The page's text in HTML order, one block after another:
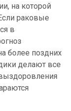
на которой
раковые
в
более поздних
делают все